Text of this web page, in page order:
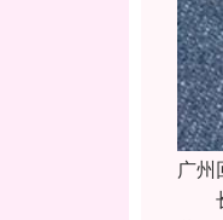
广州
长